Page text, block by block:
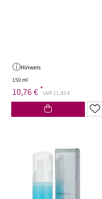
Hinweis
150 ml
10,76 € *UVP 11,95 €